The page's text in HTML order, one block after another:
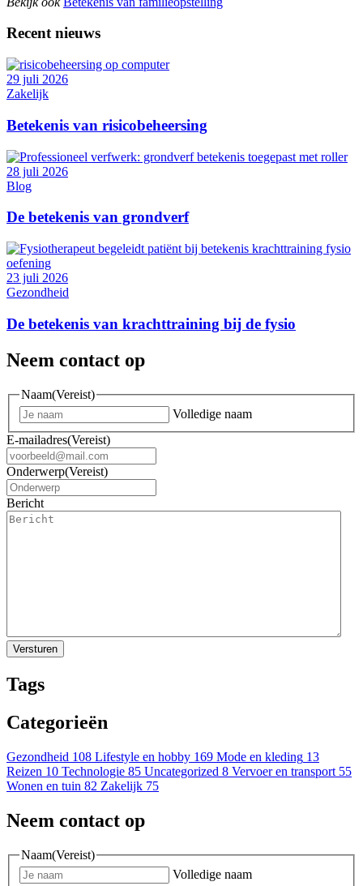
Recent nieuws
29 juli 2026
Zakelijk
Betekenis van risicobeheersing
28 juli 2026
Blog
De betekenis van grondverf
23 juli 2026
Gezondheid
De betekenis van krachttraining bij de fysio
Neem contact op
Naam(Vereist)
Volledige naam
E-mailadres(Vereist)
Onderwerp(Vereist)
Bericht
Tags
Categorieën
Gezondheid 108 Lifestyle en hobby 169 Mode en kleding 13
Reizen 10 Technologie 85 Uncategorized 8 Vervoer en transport 55
Wonen en tuin 82 Zakelijk 75
Neem contact op
Naam(Vereist)
Volledige naam